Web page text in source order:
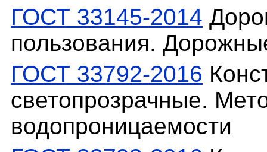
ГОСТ 33145-2014
пользования.
ГОСТ 33792-2016
светопрозрачные.
водопроницаемости